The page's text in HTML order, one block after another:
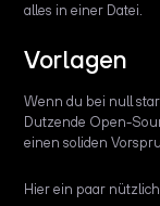
alles in einer Datei.
Vorlagen
Wenn du bei null
Dutzende Open-
einen soliden
Hier ein paar